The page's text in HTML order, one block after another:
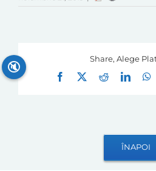
Share, Alege
Facebook
Reddit
🔇